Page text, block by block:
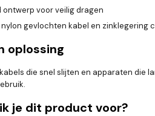
ontwerp voor veilig dragen
gevlochten kabel en zinklegering
oplossing
die snel slijten en apparaten die
je dit product voor?